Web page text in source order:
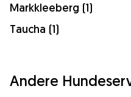
Markkleeberg (1)
Taucha (1)
Andere